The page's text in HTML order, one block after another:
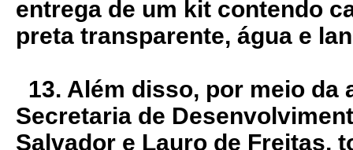
entrega de um kit contendo
preta transparente, água e
13. Além disso, por meio da
Secretaria de
Salvador e Lauro de Freitas,